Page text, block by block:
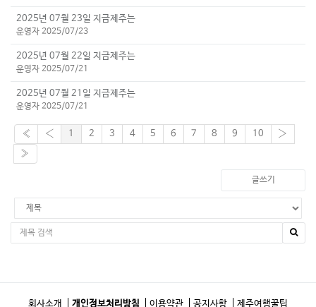
2025년 07월 23일 지금제주는
운영자 2025/07/23
2025년 07월 22일 지금제주는
운영자 2025/07/21
2025년 07월 21일 지금제주는
운영자 2025/07/21
« ‹ 1 2 3 4 5 6 7 8 9 10
›
»
글쓰기
회사소개 개인정보처리방침 이용약관 공지사항 제주여행꿀팁